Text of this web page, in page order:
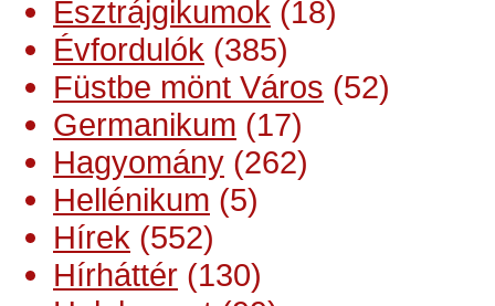
Esztrájgikumok (18)
Évfordulók (385)
Füstbe mönt Város (52)
Germanikum (17)
Hagyomány (262)
Hellénikum (5)
Hírek (552)
Hírháttér (130)